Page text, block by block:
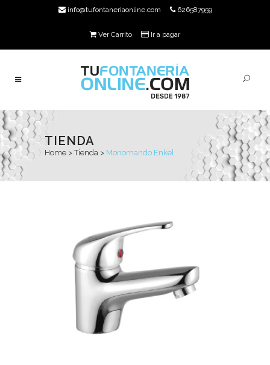
info@tufontaneriaonline.com 626587959
Ver Carrito Ir a pagar
TIENDA
Home >Tienda > Monomando Enkel